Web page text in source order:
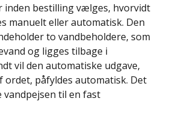
inden bestilling vælges, hvorvidt
manuelt eller automatisk. Den
to vandbeholdere, som
og ligges tilbage i
vil den automatiske udgave,
ordet, påfyldes automatisk. Det
til en fast